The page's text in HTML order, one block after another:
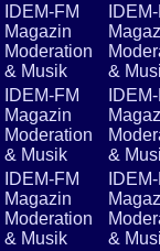
IDEM-FM
Magazin
Moderation
& Musik
&
IDEM-FM
Magazin
Moderation
& Musik
&
IDEM-FM
Magazin
Moderation
& Musik
&